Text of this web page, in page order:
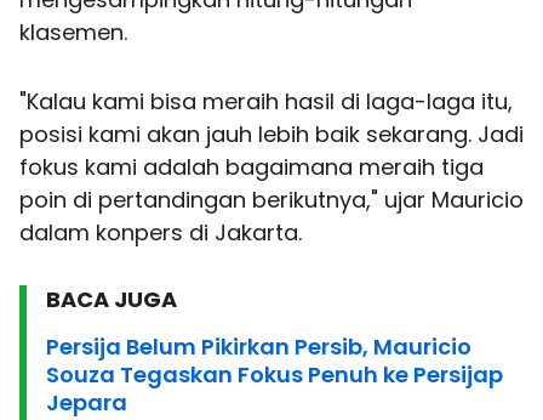
klasemen.
"Kalau kami bisa meraih hasil di laga-laga itu,
posisi kami akan jauh lebih baik sekarang. Jadi
fokus kami adalah bagaimana meraih tiga
poin di pertandingan berikutnya," ujar Mauricio
dalam konpers di Jakarta.
BACA JUGA
Persija Belum Pikirkan Persib, Mauricio
Souza Tegaskan Fokus Penuh ke Persijap
Jepara